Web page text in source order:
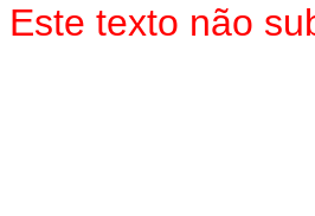
Este texto não